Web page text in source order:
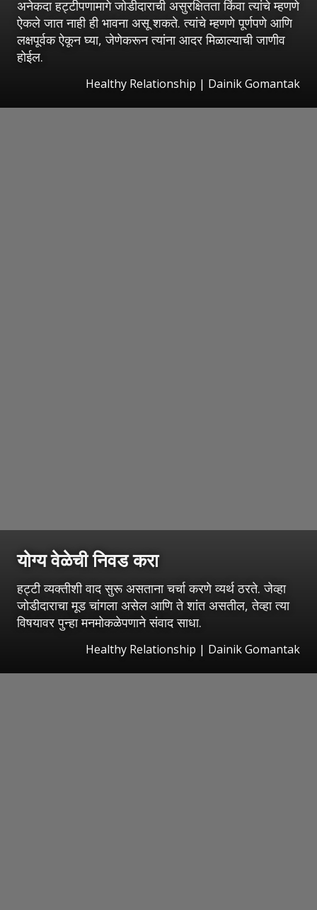
अनेकदा हट्टीपणामागे जोडीदाराची असुरक्षितता किंवा त्यांचे म्हणणे
ऐकले जात नाही ही भावना असू शकते. त्यांचे म्हणणे पूर्णपणे आणि
लक्षपूर्वक ऐकून घ्या, जेणेकरून त्यांना आदर मिळाल्याची जाणीव
होईल.
Healthy Relationship | Dainik Gomantak
योग्य वेळेची निवड करा
हट्टी व्यक्तीशी वाद सुरू असताना चर्चा करणे व्यर्थ ठरते. जेव्हा
जोडीदाराचा मूड चांगला असेल आणि ते शांत असतील, तेव्हा त्या
विषयावर पुन्हा मनमोकळेपणाने संवाद साधा.
Healthy Relationship | Dainik Gomantak